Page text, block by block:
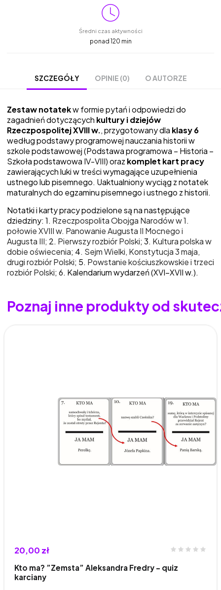
Średni czas aktywności
ponad 120 min
SZCZEGÓŁY OPINIE (0) O AUTORZE
Zestaw notatekw formie pytań i odpowiedzi do
zagadnień dotyczących kultury i dziejów
Rzeczpospolitej XVIII w., przygotowany dla klasy 6
według podstawy programowej nauczania historii w
szkole podstawowej (Podstawa programowa – Historia –
Szkoła podstawowa IV-VIII) oraz komplet kart pracy
zawierających luki w treści wymagające uzupełnienia
ustnego lub pisemnego. Uaktualniony wyciąg z notatek
maturalnych do egzaminu pisemnego i ustnego z historii.
Notatki i karty pracy podzielone są na następujące
dziedziny: 1. Rzeczpospolita Obojga Narodów w 1.
połowie XVIII w. Panowanie Augusta II Mocnego i
Augusta III; 2. Pierwszy rozbiór Polski; 3. Kultura polska w
dobie oświecenia; 4. Sejm Wielki, Konstytucja 3 maja,
drugi rozbiór Polski; 5. Powstanie kościuszkowskie i trzeci
rozbiór Polski; 6. Kalendarium wydarzeń (XVI–XVII w.).
Poznaj inne produkty od
20,00 zł
Kto ma? ”Zemsta” Aleksandra Fredry – quiz
karciany